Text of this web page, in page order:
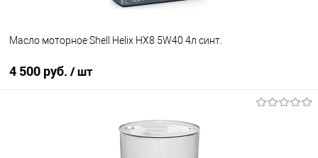
Масло моторное Shell Helix HX8 5W40 4л синт.
4 500 руб. / шт
В наличии